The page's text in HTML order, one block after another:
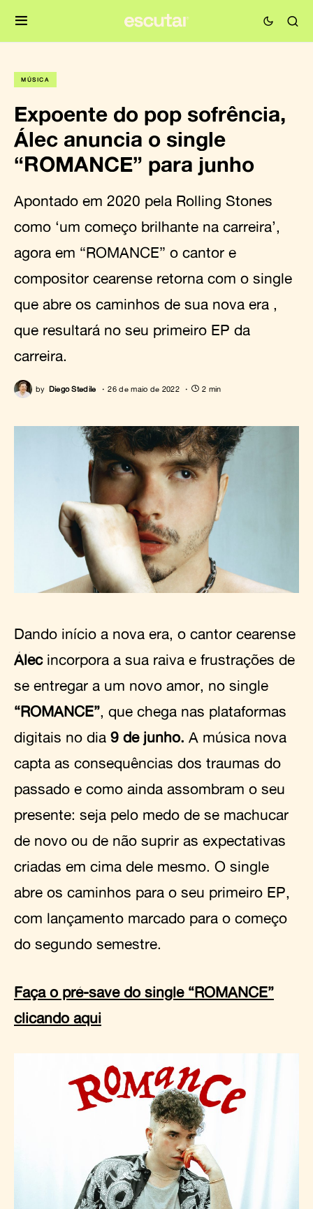
MÚSICA
Expoente do pop sofrência,
Álec anuncia o single
“ROMANCE” para junho
Apontado em 2020 pela Rolling Stones
como ‘um começo brilhante na carreira’,
agora em “ROMANCE” o cantor e
compositor cearense retorna com o single
que abre os caminhos de sua nova era ,
que resultará no seu primeiro EP da
carreira.
by Diego Stedile 26 de maio de 2022 2 min
Dando início a nova era, o cantor cearense
Álecincorpora a sua raiva e frustrações de
se entregar a um novo amor, no single
“ROMANCE”, que chega nas plataformas
digitais no dia 9 de junho. A música nova
capta as consequências dos traumas do
passado e como ainda assombram o seu
presente: seja pelo medo de se machucar
de novo ou de não suprir as expectativas
criadas em cima dele mesmo. O single
abre os caminhos para o seu primeiro EP,
com lançamento marcado para o começo
do segundo semestre.
Faça o pré-save do single “ROMANCE”
clicando aqui